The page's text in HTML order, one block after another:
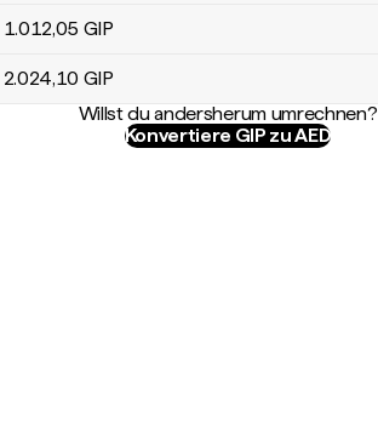
1.012,05 GIP
2.024,10 GIP
Willst du andersherum umrechnen?
Konvertiere GIP zu AED